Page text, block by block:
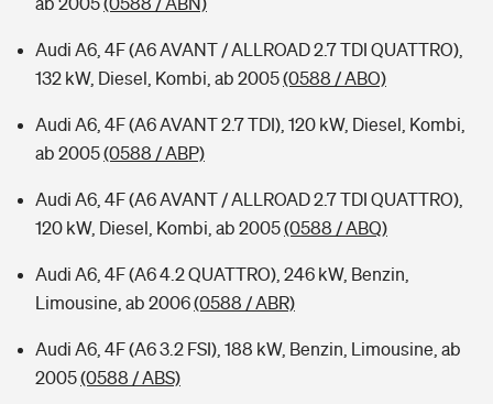
Audi A6, 4F (A6 AVANT / ALLROAD 2.7 TDI QUATTRO),
132 kW, Diesel, Kombi, ab 2005(0588 / ABO)
Audi A6, 4F (A6 AVANT 2.7 TDI), 120 kW, Diesel, Kombi,
ab 2005(0588 / ABP)
Audi A6, 4F (A6 AVANT / ALLROAD 2.7 TDI QUATTRO),
120 kW, Diesel, Kombi, ab 2005(0588 / ABQ)
Audi A6, 4F (A6 4.2 QUATTRO), 246 kW, Benzin,
Limousine, ab 2006(0588 / ABR)
Audi A6, 4F (A6 3.2 FSI), 188 kW, Benzin, Limousine, ab
2005(0588 / ABS)